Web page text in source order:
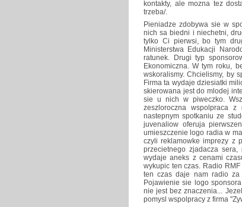
kontakty, ale mozna tez
trzeba/.
Pieniadze zdobywa sie w
nich sa biedni i niechetni,
tylko Ci pierwsi, bo tym
Ministerstwa Edukacji
ratunek. Drugi typ
Ekonomiczna. W tym roku,
wskoralismy. Chcielismy, by
Firma ta wydaje dziesiatki
skierowana jest do mlodej
sie u nich w piweczko.
zeszloroczna wspolpraca
nastepnym spotkaniu ze
juvenaliow oferuja
umieszczenie logo radia w
czyli reklamowke imprezy z
przecietnego zjadacza
wydaje aneks z cenami
wykupic ten czas. Radio
ten czas daje nam radio za
Pojawienie sie logo
nie jest bez znaczenia...
pomysl wspolpracy z firma